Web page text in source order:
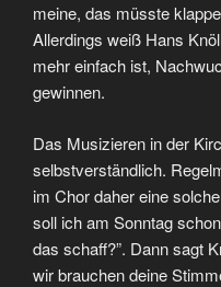
meine, das müsste
Allerdings weiß Hans
mehr einfach ist,
gewinnen.
Das Musizieren in der
selbstverständlich.
im Chor daher eine
soll ich am Sonntag
das schaff?”. Dann sagt
wir brauchen deine